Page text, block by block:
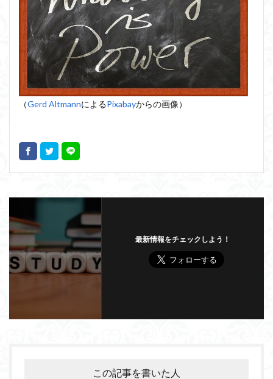
（Gerd AltmannによるPixabayからの画像）
最新情報をチェックしよう！
この記事を書いた人